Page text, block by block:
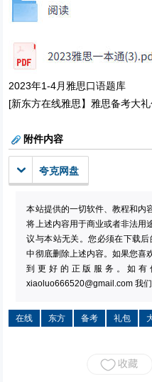
2023年1-4月雅思口语题库
[新东方在线雅思】雅思备考大
附件内容
夸克网盘
本站提供的一切软件、教程和内
将上述内容用于商业或者非法用
议与本站无关。您必须在下载
中彻底删除上述内容。如果您喜
到更好的正版服务。如有
xiaoluo666520@gmail.com 我
在线 东方 备考 礼包